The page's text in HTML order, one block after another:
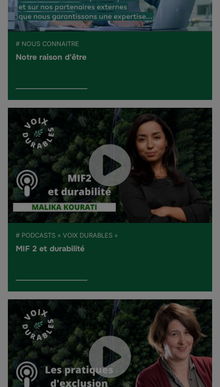
# NOUS CONNAITRE
Notre raison d'être
# PODCASTS « VOIX DURABLES »
MIF 2 et durabilité